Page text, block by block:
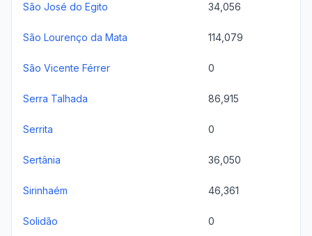
São José do Egito 34,056
São Lourenço da Mata 114,079
São Vicente Férrer 0
Serra Talhada 86,915
Serrita 0
Sertânia 36,050
Sirinhaém 46,361
Solidão 0